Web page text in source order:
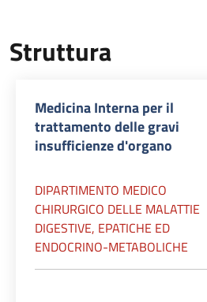
Struttura
Medicina Interna per il
trattamento delle gravi
insufficienze d'organo
DIPARTIMENTO MEDICO
CHIRURGICO DELLE MALATTIE
DIGESTIVE, EPATICHE ED
ENDOCRINO-METABOLICHE